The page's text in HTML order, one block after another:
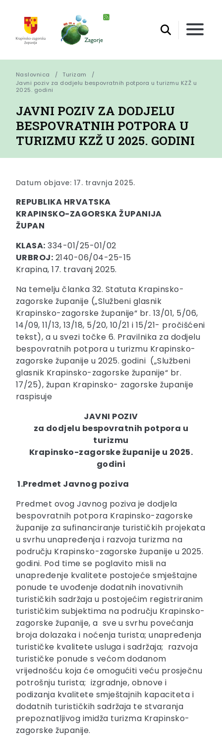
Naslovnica
Turizam
Javni poziv za dodjelu bespovratnih potpora u turizmu KZŽ u
2025. godini
JAVNI POZIV ZA DODJELU
BESPOVRATNIH POTPORA U
TURIZMU KZŽ U 2025. GODINI
Datum objave: 17. travnja 2025.
REPUBLIKA HRVATSKA
KRAPINSKO-ZAGORSKA ŽUPANIJA
ŽUPAN
KLASA: 334-01/25-01/02
URBROJ: 2140-06/04-25-15
Krapina, 17. travanj 2025.
Na temelju članka 32. Statuta Krapinsko-
zagorske županije („Službeni glasnik
Krapinsko-zagorske županije“ br. 13/01, 5/06,
14/09, 11/13, 13/18, 5/20, 10/21 i 15/21- pročišćeni
tekst), a u svezi točke 6. Pravilnika za dodjelu
bespovratnih potpora u turizmu Krapinsko-
zagorske županije u 2025. godini („Službeni
glasnik Krapinsko-zagorske županije“ br.
17/25), župan Krapinsko- zagorske županije
raspisuje
JAVNI POZIV
za dodjelu bespovratnih potpora u
turizmu
Krapinsko-zagorske županije u 2025.
godini
1.Predmet Javnog poziva
Predmet ovog Javnog poziva je dodjela
bespovratnih potpora Krapinsko-zagorske
županije za sufinanciranje turističkih projekata
u svrhu unapređenja i razvoja turizma na
području Krapinsko-zagorske županije u 2025.
godini. Pod time se poglavito misli na
unapređenje kvalitete postojeće smještajne
ponude te uvođenje dodatnih inovativnih
turističkih sadržaja u postojećim registriranim
turističkim subjektima na području Krapinsko-
zagorske županije, a sve u svrhu povećanja
broja dolazaka i noćenja turista; unapređenja
turističke kvalitete usluga i sadržaja; razvoja
turističke ponude s većom dodanom
vrijednošću koja će omogućiti veću prosječnu
potrošnju turista; izgradnje, obnove i
podizanja kvalitete smještajnih kapaciteta i
dodatnih turističkih sadržaja te stvaranja
prepoznatljivog imidža turizma Krapinsko-
zagorske županije.